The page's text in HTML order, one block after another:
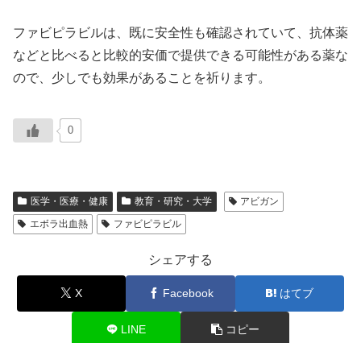
ファビピラビルは、既に安全性も確認されていて、抗体薬
などと比べると比較的安価で提供できる可能性がある薬な
ので、少しでも効果があることを祈ります。
0
医学・医療・健康 教育・研究・大学
アビガン
エボラ出血熱
ファビピラビル
シェアする
X Facebook はてブ
LINE コピー